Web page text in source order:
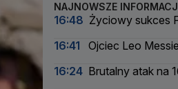
NAJNOWSZE
16:48 Życiowy sukces
16:41
Ojciec Leo
16:24 Brutalny atak na